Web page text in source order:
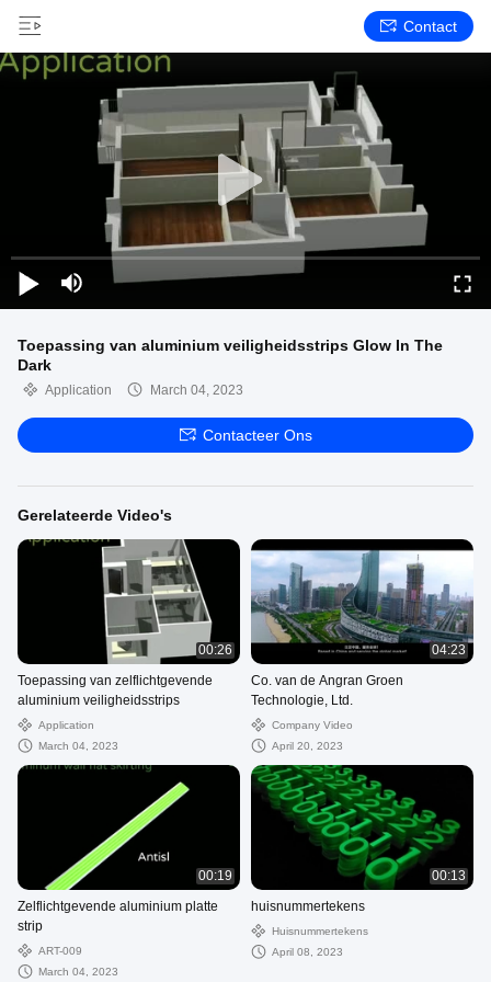
Contact
Toepassing van aluminium veiligheidsstrips Glow In The
Dark
Application March 04, 2023
Contacteer Ons
Gerelateerde Video's
00:26
Toepassing van zelflichtgevende
aluminium veiligheidsstrips
Application
March 04, 2023
04:23
Co. van de Angran Groen
Technologie, Ltd.
Company Video
April 20, 2023
00:19
Zelflichtgevende aluminium platte
strip
ART-009
March 04, 2023
00:13
huisnummertekens
Huisnummertekens
April 08, 2023